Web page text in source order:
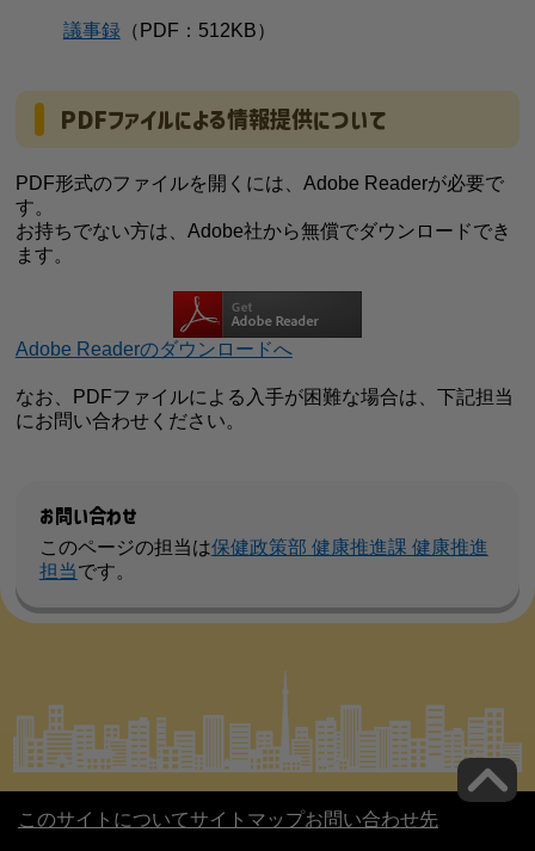
議事録（PDF：512KB）
PDFファイルによる情報提供について
PDF形式のファイルを開くには、Adobe Readerが必要で
す。
お持ちでない方は、Adobe社から無償でダウンロードでき
ます。
Adobe Readerのダウンロードへ
なお、PDFファイルによる入手が困難な場合は、下記担当
にお問い合わせください。
お問い合わせ
このページの担当は保健政策部 健康推進課 健康推進
担当です。
このサイトについてサイトマップお問い合わせ先